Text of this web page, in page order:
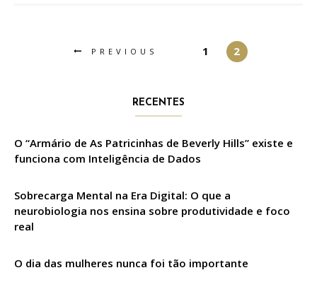
PREVIOUS 1 2
RECENTES
O “Armário de As Patricinhas de Beverly Hills” existe e
funciona com Inteligência de Dados
Sobrecarga Mental na Era Digital: O que a
neurobiologia nos ensina sobre produtividade e foco
real
O dia das mulheres nunca foi tão importante